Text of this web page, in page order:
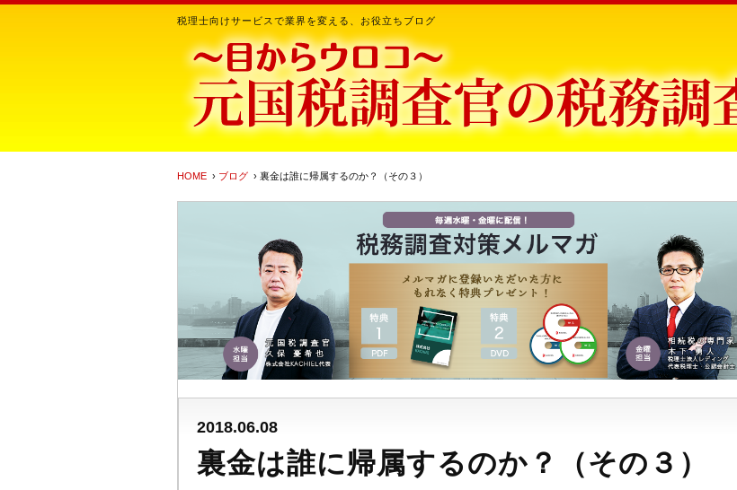
税理士向けサービスで業界を変える、お役立ちブログ
HOME › ブログ › 裏金は誰に帰属するのか？（その３）
2018.06.08
裏金は誰に帰属するのか？（その３）